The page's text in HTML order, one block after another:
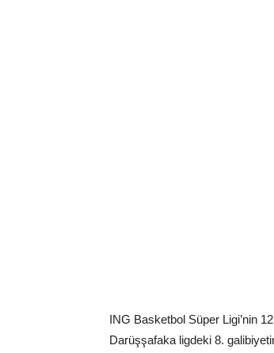
ING Basketbol Süper Ligi’nin
Darüşşafaka ligdeki 8.